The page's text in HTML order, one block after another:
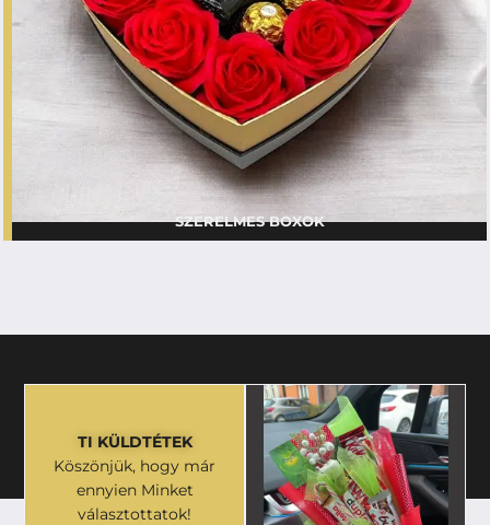
SZERELMES BOXOK
TI KÜLDTÉTEK
Köszönjük, hogy már
ennyien Minket
választottatok!